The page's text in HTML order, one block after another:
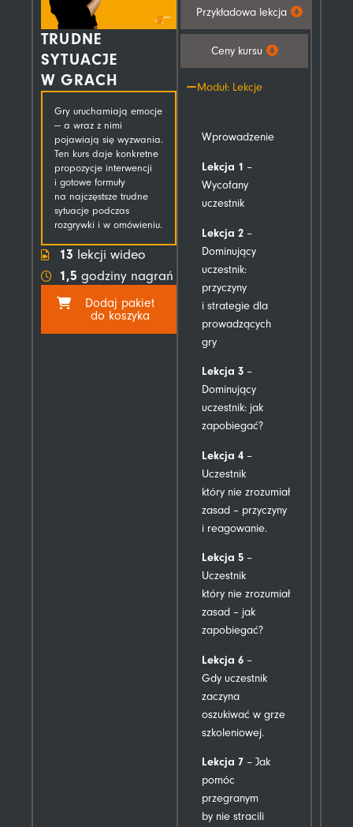
TRUDNE
SYTUACJE
W GRACH
Gry uruchamiają emocje
— a wraz z nimi
pojawiają się wyzwania.
Ten kurs daje konkretne
propozycje interwencji
i gotowe formuły
na najczęstsze trudne
sytuacje podczas
rozgrywki i w omówieniu.
13 lekcji wideo
1,5 godziny nagrań
Dodaj pakiet
do koszyka
Przykładowa lekcja
Ceny kursu
Moduł: Lekcje
Wprowadzenie
Lekcja 1 –
Wycofany
uczestnik
Lekcja 2 –
Dominujący
uczestnik:
przyczyny
i strategie dla
prowadzących
gry
Lekcja 3 –
Dominujący
uczestnik: jak
zapobiegać?
Lekcja 4 –
Uczestnik
który nie zrozumiał
zasad – przyczyny
i reagowanie.
Lekcja 5 –
Uczestnik
który nie zrozumiał
zasad – jak
zapobiegać?
Lekcja 6 –
Gdy uczestnik
zaczyna
oszukiwać w grze
szkoleniowej.
Lekcja 7 – Jak
pomóc
przegranym
by nie stracili